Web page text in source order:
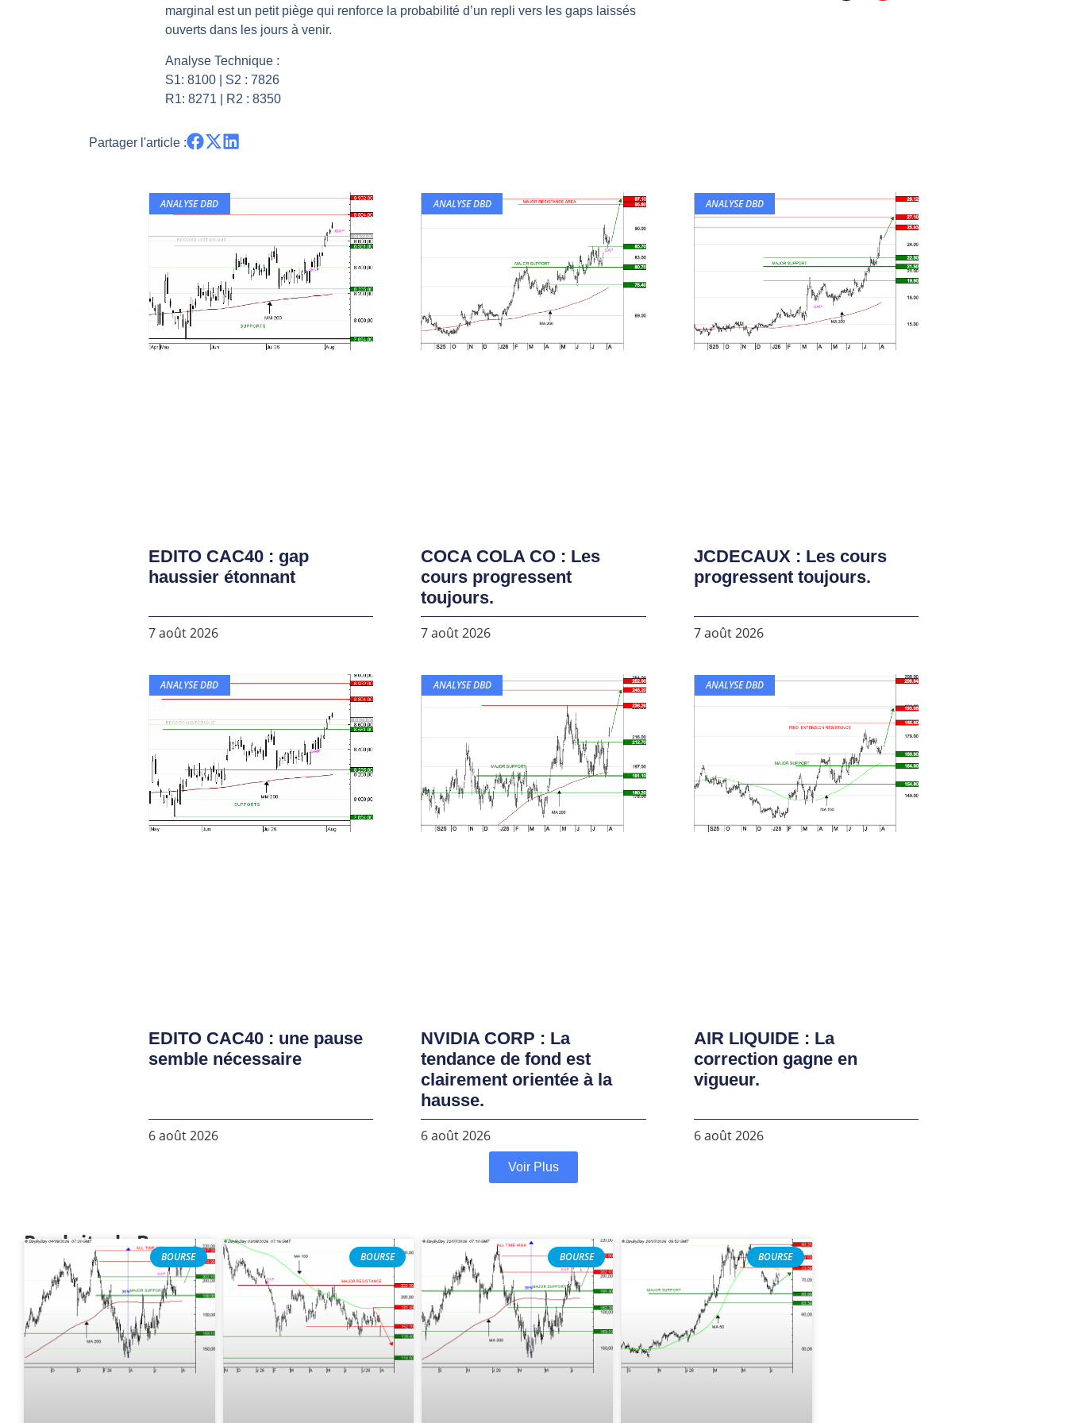
Pourquoi 6 guerres explosent en même temps cette semaine | par Louis-Antoine Michelet
Une inertie haussière qui ralentit | Antoine Quesada – Chrono CAC
Pourquoi le monde entier vacille en même temps cette semaine ? | par Louis-Antoine Michelet
marginal est un petit piège qui renforce la probabilité d’un repli vers les gaps laissés
ouverts dans les jours à venir.
Analyse Technique :
S1: 8100 | S2 : 7826
R1: 8271 | R2 : 8350
Partager l'article :
ANALYSE DBD
EDITO CAC40 : gap
haussier étonnant
7 août 2026
ANALYSE DBD
COCA COLA CO : Les
cours progressent
toujours.
7 août 2026
ANALYSE DBD
JCDECAUX : Les cours
progressent toujours.
7 août 2026
ANALYSE DBD
EDITO CAC40 : une pause
semble nécessaire
6 août 2026
ANALYSE DBD
NVIDIA CORP : La
tendance de fond est
clairement orientée à la
hausse.
6 août 2026
ANALYSE DBD
AIR LIQUIDE : La
correction gagne en
vigueur.
6 août 2026
Voir Plus
Produits de Bourse
BOURSE BOURSE BOURSE BOURSE